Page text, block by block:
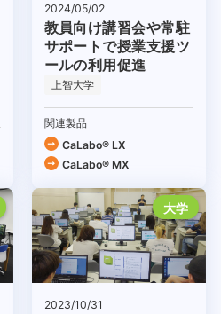
2024/05/02
教員向け講習会や常駐
サポートで授業支援ツ
ールの利用促進
上智大学
関連製品
CaLabo® LX
CaLabo® MX
大学
2023/10/31